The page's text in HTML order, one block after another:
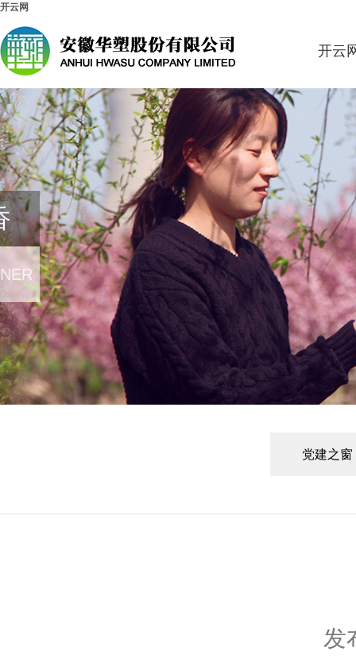
开云网
开云
党建之窗
发